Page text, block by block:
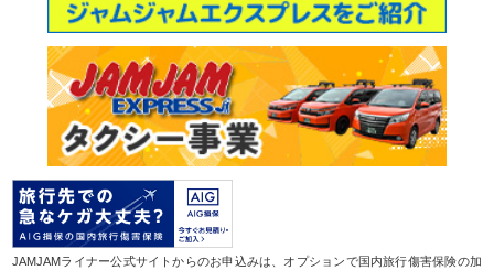
JAMJAMライナー公式サイトからのお申込みは、オプションで国内旅行傷害保険の加